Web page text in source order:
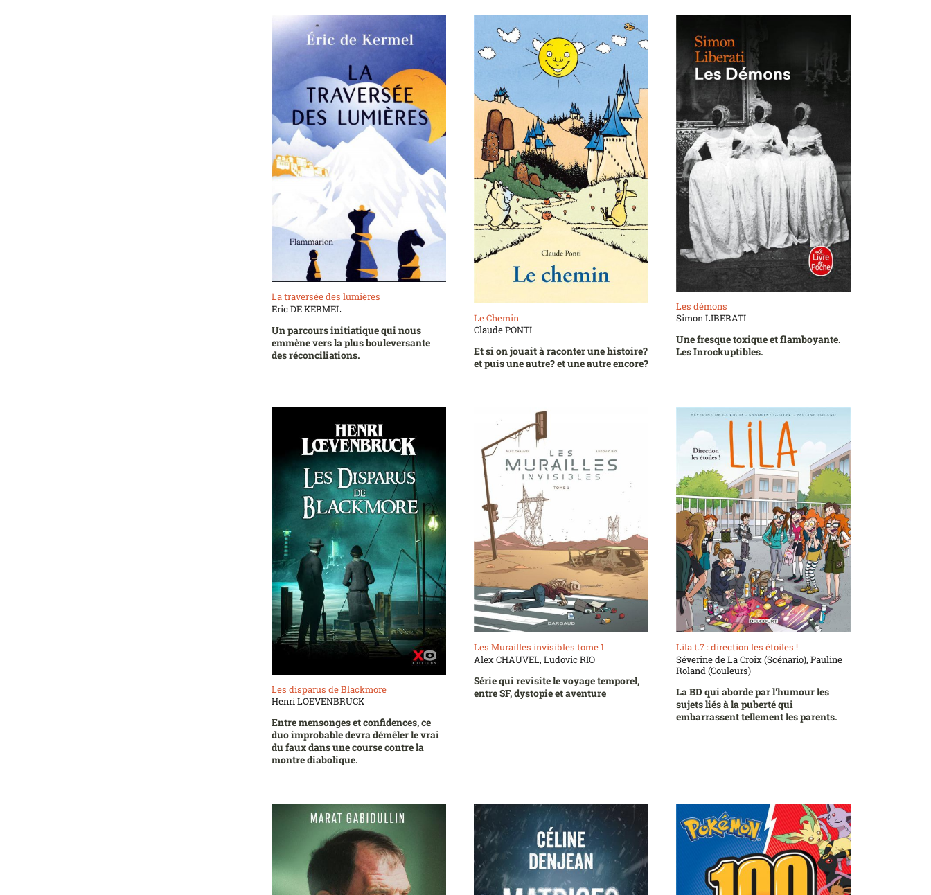
La traversée des lumières
Eric DE KERMEL
Un parcours initiatique qui nous
emmène vers la plus bouleversante
des réconciliations.
Le Chemin
Claude PONTI
Et si on jouait à raconter une histoire?
et puis une autre? et une autre encore?
Les démons
Simon LIBERATI
Une fresque toxique et flamboyante.
Les Inrockuptibles.
Les disparus de Blackmore
Henri LOEVENBRUCK
Entre mensonges et confidences, ce
duo improbable devra démêler le vrai
du faux dans une course contre la
montre diabolique.
Les Murailles invisibles tome 1
Alex CHAUVEL, Ludovic RIO
Série qui revisite le voyage temporel,
entre SF, dystopie et aventure
Lila t.7 : direction les étoiles !
Séverine de La Croix (Scénario), Pauline
Roland (Couleurs)
La BD qui aborde par l'humour les
sujets liés à la puberté qui
embarrassent tellement les parents.